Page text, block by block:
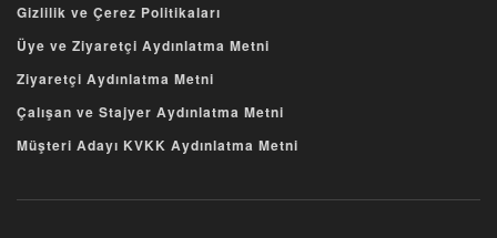
Gizlilik ve Çerez Politikaları
Üye ve Ziyaretçi Aydınlatma Metni
Ziyaretçi Aydınlatma Metni
Çalışan ve Stajyer Aydınlatma Metni
Müşteri Adayı KVKK Aydınlatma Metni